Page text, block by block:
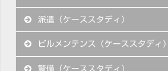
派遣（ケーススタディ）
ビルメンテンス（ケーススタディ）
警備（ケーススタディ）